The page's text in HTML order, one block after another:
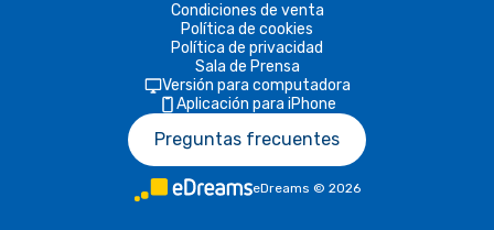
Condiciones de venta
Política de cookies
Política de privacidad
Sala de Prensa
Versión para computadora
Aplicación para iPhone
Preguntas frecuentes
eDreams © 2026